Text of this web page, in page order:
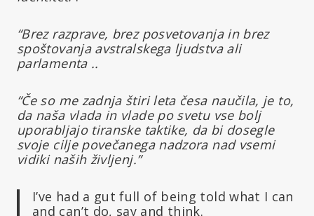
“Brez razprave, brez posvetovanja in brez
spoštovanja avstralskega ljudstva ali
parlamenta ..
“Če so me zadnja štiri leta česa naučila, je to,
da naša vlada in vlade po svetu vse bolj
uporabljajo tiranske taktike, da bi dosegle
svoje cilje povečanega nadzora nad vsemi
vidiki naših življenj.”
I’ve had a gut full of being told what I can
and can’t do, say and think.